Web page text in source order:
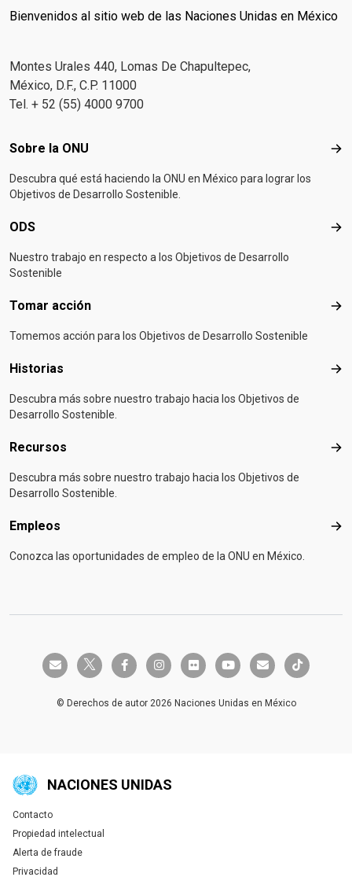
Bienvenidos al sitio web de las Naciones Unidas en México
Montes Urales 440, Lomas De Chapultepec,
México, D.F., C.P. 11000
Tel. + 52 (55) 4000 9700
Footer menu
Sobre la ONU
Descubra qué está haciendo la ONU en México para lograr los
Objetivos de Desarrollo Sostenible.
ODS
Nuestro trabajo en respecto a los Objetivos de Desarrollo
Sostenible
Tomar acción
Tomemos acción para los Objetivos de Desarrollo Sostenible
Historias
Descubra más sobre nuestro trabajo hacia los Objetivos de
Desarrollo Sostenible.
Recursos
Descubra más sobre nuestro trabajo hacia los Objetivos de
Desarrollo Sostenible.
Empleos
Conozca las oportunidades de empleo de la ONU en México.
envelopetwitter-x facebook-finstagramflickr youtube envelopetiktok
© Derechos de autor 2026 Naciones Unidas en México
NACIONES UNIDAS
Global U.N. menu
Contacto
Propiedad intelectual
Alerta de fraude
Privacidad